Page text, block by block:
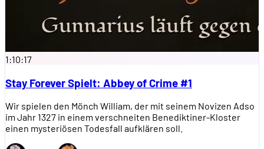
1:10:17
Stay Forever Spielt: Abbey of Crime #1
Wir spielen den Mönch William, der mit seinem Novizen Adso
im Jahr 1327 in einem verschneiten Benediktiner-Kloster
einen mysteriösen Todesfall aufklären soll.